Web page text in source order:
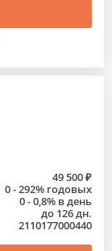
49 500 ₽
0 - 292% годовых
0 - 0,8% в день
до 126 дн.
2110177000440